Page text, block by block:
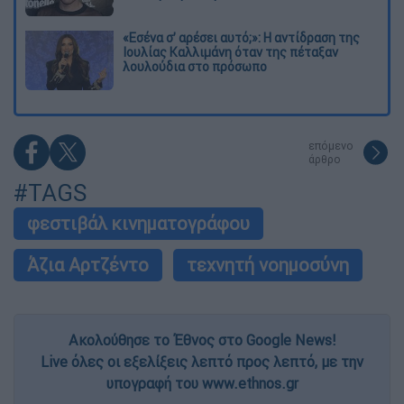
«Εσένα σ’ αρέσει αυτό;»: Η αντίδραση της
Ιουλίας Καλλιμάνη όταν της πέταξαν
λουλούδια στο πρόσωπο
επόμενο
άρθρο
#TAGS
φεστιβάλ κινηματογράφου
Άζια Αρτζέντο
τεχνητή νοημοσύνη
Ακολούθησε το Έθνος στο Google News!
Live όλες οι εξελίξεις λεπτό προς λεπτό, με την
υπογραφή του www.ethnos.gr